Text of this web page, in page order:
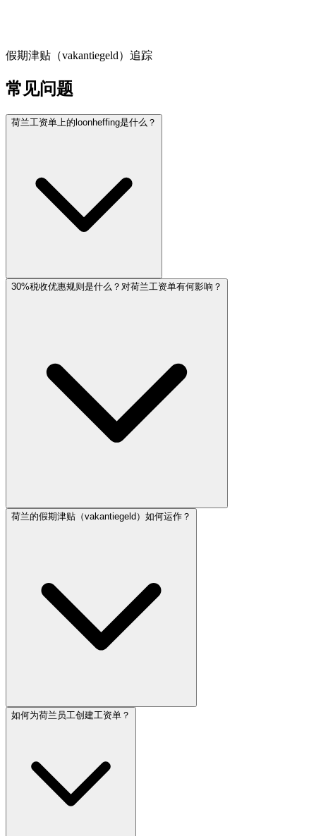
假期津贴（vakantiegeld）追踪
常见问题
荷兰工资单上的loonheffing是什么？
30%税收优惠规则是什么？对荷兰工资单有何影响？
荷兰的假期津贴（vakantiegeld）如何运作？
如何为荷兰员工创建工资单？